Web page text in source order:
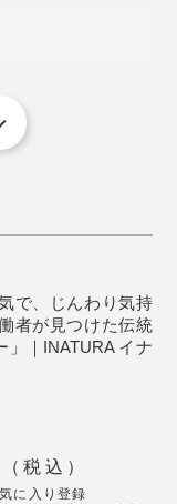
放せなくなる心地
れる細長い形状
足首、手首……ど
とため息が出ま
全員が私と同じ
め息を吐きなが
の電子レンジ
完全に乾かしてくださ
す。
洗いが有効です。
分が加熱に向いていな
けした手拭いなどをピ
で、じんわり気持
者が見つけた伝統
」｜INATURA イナ
税込）
に入り登録